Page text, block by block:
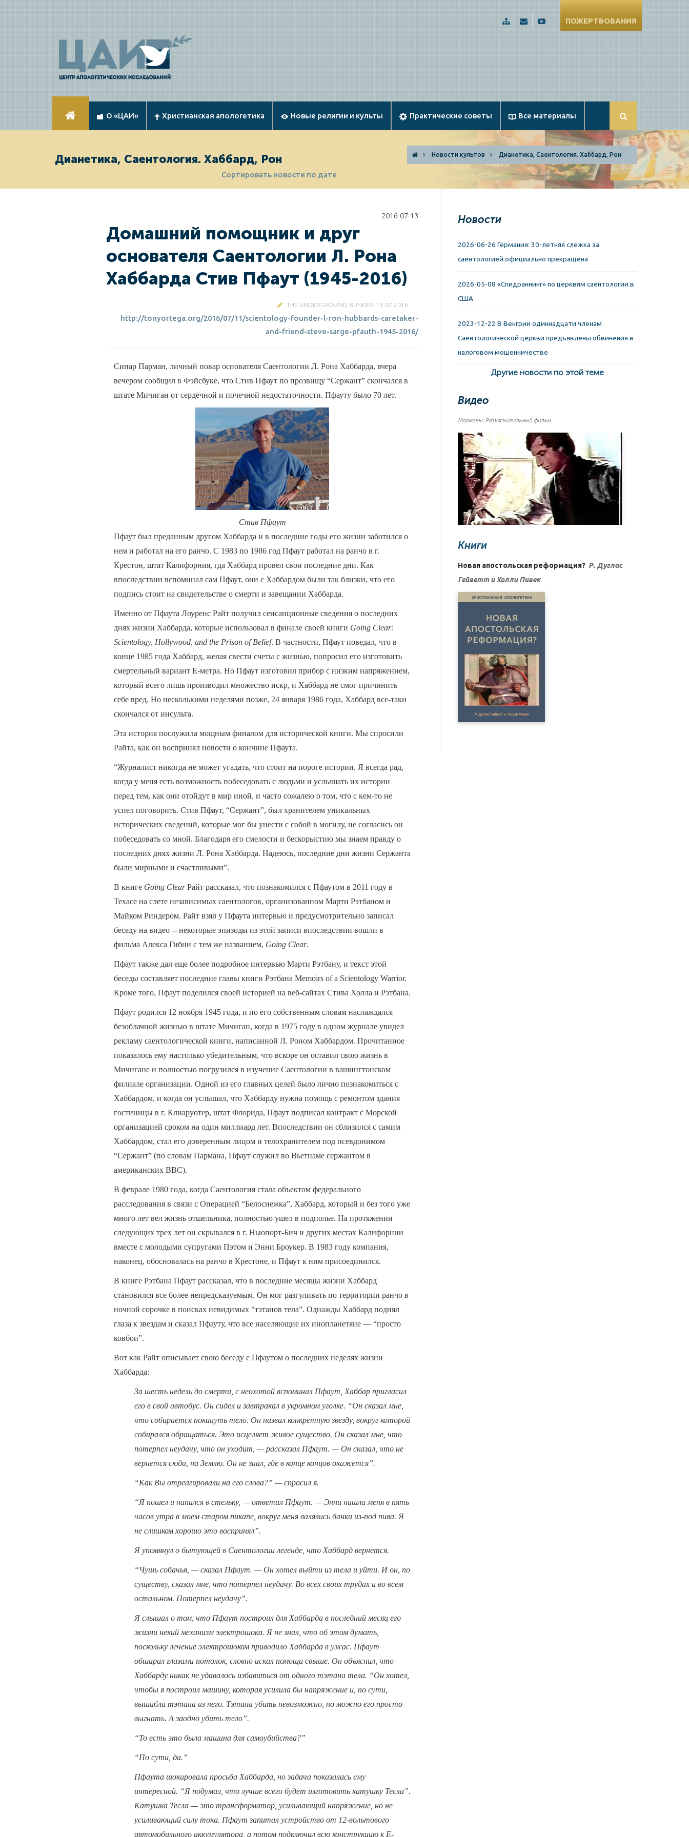
ПОЖЕРТВОВАНИЯ
О «ЦАИ» Христианская апологетика Новые религии и культы Практические советы Все материалы
Дианетика, Саентология. Хаббард, Рон
Сортировать новости по дате
Новости культов Дианетика, Саентология. Хаббард, Рон
2016-07-13
Домашний помощник и друг
основателя Саентологии Л. Рона
Хаббарда Стив Пфаут (1945-2016)
THE UNDERGROUND BUNKER, 11.07.2016
http://tonyortega.org/2016/07/11/scientology-founder-l-ron-hubbards-caretaker-
and-friend-steve-sarge-pfauth-1945-2016/
Синар Парман, личный повар основателя Саентологии Л. Рона Хаббарда, вчера
вечером сообщил в Фэйсбуке, что Стив Пфаут по прозвищу “Сержант” скончался в
штате Мичиган от сердечной и почечной недостаточности. Пфауту было 70 лет.
Стив Пфаут
Пфаут был преданным другом Хаббарда и в последние годы его жизни заботился о
нем и работал на его ранчо. С 1983 по 1986 год Пфаут работал на ранчо в г.
Крестон, штат Калифорния, гда Хаббард провел свои последние дни. Как
впоследствии вспоминал сам Пфаут, они с Хаббардом были так близки, что его
подпись стоит на свидетельстве о смерти и завещании Хаббарда.
Именно от Пфаута Лоуренс Райт получил сенсанционные сведения о последних
днях жизни Хаббарда, которые использовал в финале своей книги Going Clear:
Scientology, Hollywood, and the Prison of Belief. В частности, Пфаут поведал, что в
конце 1985 года Хаббард, желая свести счеты с жизнью, попросил его изготовить
смертельный вариант Е-метра. Но Пфаут изготовил прибор с низким напряжением,
который всего лишь производил множество искр, и Хаббард не смог причинить
себе вред. Но несколькими неделями позже, 24 января 1986 года, Хаббард все-таки
скончался от инсульта.
Эта история послужила мощным финалом для исторической книги. Мы спросили
Райта, как он воспринял новости о кончине Пфаута.
“Журналист никогда не может угадать, что стоит на пороге истории. Я всегда рад,
когда у меня есть возможность побеседовать с людьми и услышать их истории
перед тем, как они отойдут в мир иной, и часто сожалею о том, что с кем-то не
успел поговорить. Стив Пфаут, “Сержант”, был хранителем уникальных
исторических сведений, которые мог бы унести с собой в могилу, не согласись он
побеседовать со мной. Благодаря его смелости и бескорыстию мы знаем правду о
последних днях жизни Л. Рона Хаббарда. Надеюсь, последние дни жизни Сержанта
были мирными и счастливыми”.
В книге Going ClearРайт рассказал, что познакомился с Пфаутом в 2011 году в
Техасе на слете независимых саентологов, организованном Марти Рэтбаном и
Майком Риндером. Райт взял у Пфаута интервью и предусмотрительно записал
беседу на видео -- некоторые эпизоды из этой записи впоследствии вошли в
фильма Алекса Гибни с тем же названием, Going Clear.
Пфаут также дал еще более подробное интервью Марти Рэтбану, и текст этой
беседы составляет последние главы книги Рэтбана Memoirs of a Scientology Warrior.
Кроме того, Пфаут поделился своей историей на веб-сайтах Стива Холла и Рэтбана.
Пфаут родился 12 ноября 1945 года, и по его собственным словам наслаждался
безоблачной жизнью в штате Мичиган, когда в 1975 году в одном журнале увидел
рекламу саентологической книги, написанной Л. Роном Хаббардом. Прочитанное
показалось ему настолько убедительным, что вскоре он оставил свою жизнь в
Мичигане и полностью погрузился в изучение Саентологии в вашингтонском
филиале организации. Одной из его главных целей было лично познакомиться с
Хаббардом, и когда он услышал, что Хаббарду нужна помощь с ремонтом здания
гостиницы в г. Клиаруотер, штат Флорида, Пфаут подписал контракт с Морской
организацией сроком на один миллиард лет. Впоследствии он сблизился с самим
Хаббардом, стал его доверенным лицом и телохранителем под псевдонимом
“Сержант” (по словам Пармана, Пфаут служил во Вьетнаме сержантом в
американских ВВС).
В феврале 1980 года, когда Саентология стала объектом федерального
расследования в связи с Операцией “Белоснежка”, Хаббард, который и без того уже
много лет вел жизнь отшельника, полностью ушел в подполье. На протяжении
следующих трех лет он скрывался в г. Ньюпорт-Бич и других местах Калифорнии
вместе с молодыми супругами Пэтом и Энни Броукер. В 1983 году компания,
наконец, обосновалась на ранчо в Крестоне, и Пфаут к ним присоединился.
В книге Рэтбана Пфаут рассказал, что в последние месяцы жизни Хаббард
становился все более непредсказуемым. Он мог разгуливать по территории ранчо в
ночной сорочке в поисках невидимых “тэтанов тела”. Однажды Хаббард поднял
глаза к звездам и сказал Пфауту, что все населяющие их инопланетяне — “просто
ковбои”.
Вот как Райт описывает свою беседу с Пфаутом о последних неделях жизни
Хаббарда:
За шесть недель до смерти, с неохотой вспоминал Пфаут, Хаббар пригласил
его в свой автобус. Он сидел и завтракал в укромном уголке. “Он сказал мне,
что собирается покинуть тело. Он назвал конкретную звезду, вокруг которой
собирался обращаться. Это исцеляет живое существо. Он сказал мне, что
потерпел неудачу, что он уходит, — рассказал Пфаут. — Он сказал, что не
вернется сюда, на Землю. Он не знал, где в конце концов окажется”.
“Как Вы отреагировали на его слова?” — спросил я.
“Я пошел и напился в стельку, — ответил Пфаут. — Энни нашла меня в пять
часов утра в моем старом пикапе, вокруг меня валялись банки из-под пива. Я
не слишком хорошо это воспринял”.
Я упомянул о бытующей в Саентологии легенде, что Хаббард вернется.
“Чушь собачья, — сказал Пфаут. — Он хотел выйти из тела и уйти. И он, по
существу, сказал мне, что потерпел неудачу. Во всех своих трудах и во всем
остальном. Потерпел неудачу”.
Я слышал о том, что Пфаут построил для Хаббарда в последний месяц его
жизни некий механизм электрошока. Я не знал, что об этом думать,
поскольку лечение электрошоком приводило Хаббарда в ужас. Пфаут
обшарил глазами потолок, словно искал помощи свыше. Он объяснил, что
Хаббарду никак не удавалось избавиться от одного тэтана тела. “Он хотел,
чтобы я построил машину, которая усилила бы напряжение и, по сути,
вышибла тэтана из него. Тэтана убить невозможно, но можно его просто
выгнать. А заодно убить тело”.
“То есть это была машина для самоубийства?”
“По сути, да.”
Пфаута шокировала просьба Хаббарда, но задача показалась ему
интересной. “Я подумал, что лучше всего будет изготовить катушку Тесла”.
Катушка Тесла — это трансформатор, усиливающий напряжение, но не
усиливающий силу тока. Пфаут запитал устройство от 12-вольтового
автомобильного аккумулятора, а потом подключил всю конструкцию к Е-
Новости
2026-06-26 Германия: 30-летняя слежка за
саентологией официально прекращена
2026-05-08 «Спидраннинг» по церквям саентологии в
США
2023-12-22 В Венгрии одиннадцати членам
Саентологической церкви предъявлены обвинения в
налоговом мошенничестве
Другие новости по этой теме
Видео
Мормоны. Разъяснительный фильм
Книги
Новая апостольская реформация? Р. Дуглас
Гейветт и Холли Пивек